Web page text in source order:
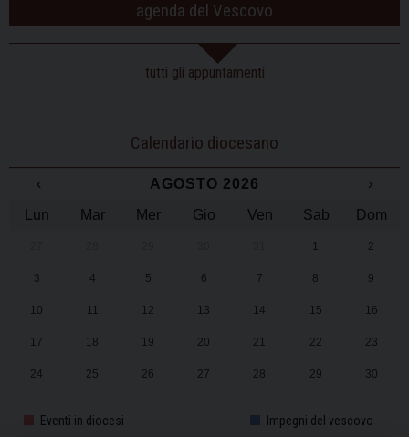
agenda del Vescovo
tutti gli appuntamenti
Calendario diocesano
‹ AGOSTO 2026
›
Lun
Mar Mer Gio Ven Sab Dom
1 2
3 4 5 6 7 8 9
10 11 12 13 14 15 16
17 18 19 20 21 22 23
24 25 26 27 28 29 30
31 1 2 3 4 5 6
Eventi in diocesi Impegni del vescovo